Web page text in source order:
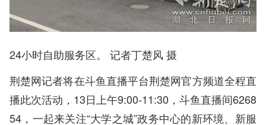
24小时自助服务区。 记者丁楚风 摄
荆楚网记者将在斗鱼直播平台荆楚网官方频道全程直
播此次活动，13日上午9:00-11:30，斗鱼直播间6268
54，一起来关注“大学之城”政务中心的新环境、新服